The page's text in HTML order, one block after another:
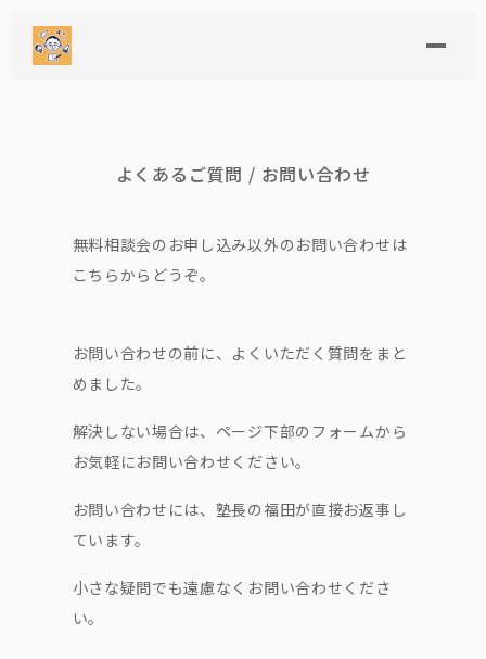
よくあるご質問 / お問い合わせ
無料相談会のお申し込み以外のお問い合わせは
こちらからどうぞ。
お問い合わせの前に、よくいただく質問をまと
めました。
解決しない場合は、ページ下部のフォームから
お気軽にお問い合わせください。
お問い合わせには、塾長の福田が直接お返事し
ています。
小さな疑問でも遠慮なくお問い合わせくださ
い。